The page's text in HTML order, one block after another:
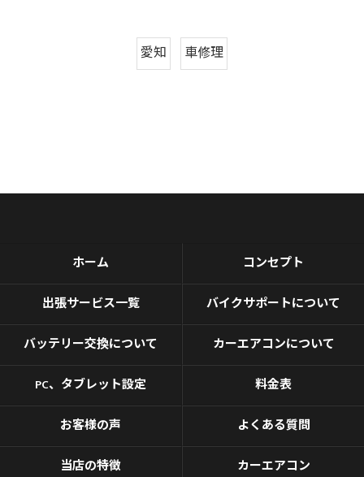
愛知 車修理
ホーム
コンセプト
出張サービス一覧
バイクサポートについて
バッテリー交換について
カーエアコンについて
PC、タブレット設定
料金表
お客様の声
よくある質問
当店の特徴
カーエアコン